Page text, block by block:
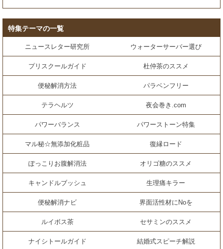
特集テーマの一覧
ニュースレター研究所 ウォーターサーバー選び
プリスクールガイド 杜仲茶のススメ
便秘解消方法 パラベンフリー
テラヘルツ 夜会巻き.com
パワーバランス パワーストーン特集
マル秘☆無添加化粧品 復縁ロード
ぽっこりお腹解消法 オリゴ糖のススメ
キャンドルブッシュ 生理痛キラー
便秘解消ナビ 界面活性材にNoを
ルイボス茶 セサミンのススメ
ナイシトールガイド 結婚式スピーチ解説